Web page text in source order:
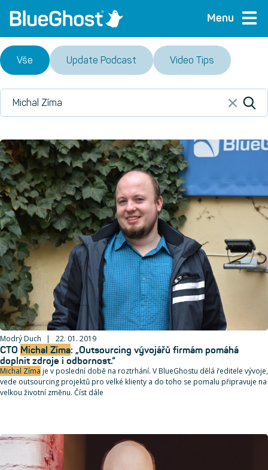
Menu
Vše Update Podcast Video Tips
Modrý Duch 22. 01. 2019
CTO Michal Zíma: „Outsourcing vývojářů firmám pomáhá
doplnit zdroje i odbornost.“
Michal Zíma je v poslední době na roztrhání. V BlueGhostu dělá ředitele vývoje,
vede outsourcing projektů pro velké klienty a do toho se pomalu připravuje na
velkou životní změnu. Číst dále